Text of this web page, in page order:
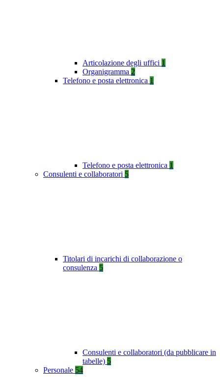
Articolazione degli uffici 1
Organigramma 2
Telefono e posta elettronica 1
Telefono e posta elettronica 1
Consulenti e collaboratori 5
Titolari di incarichi di collaborazione o
consulenza 5
Consulenti e collaboratori (da pubblicare in
tabelle) 5
Personale 54